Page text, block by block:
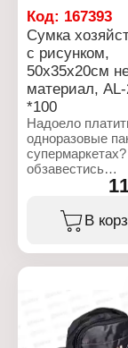
Вес: 564 г
Код: 167393
Сумка
с рисунком,
50х35х20см
материал,
*100
Надоело
одноразовые
обзавестись
хозяйственной
отличие от
целлофановых
высокопрочного
полипропилена.
Выдерживает
В